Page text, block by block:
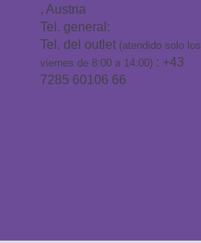
, Austria
Tel. general:
Tel. del outlet (atendido solo los
viernes de 8:00 a 14:00) : +43
7285 60106 66